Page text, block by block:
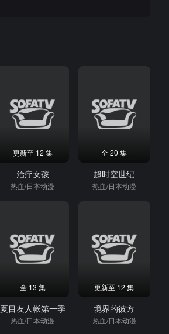
更新至 12 集
治疗女孩
热血/日本动漫
全 20 集
超时空世纪
热血/日本动漫
全 13 集
夏目友人帐第一季
热血/日本动漫
更新至 12 集
境界的彼方
热血/日本动漫